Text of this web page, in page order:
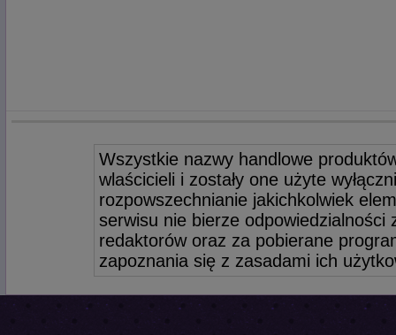
Wszystkie nazwy handlowe
wlaścicieli i zostały one użyte
rozpowszechnianie jakichkolwiek
serwisu nie bierze odpowiedzialności
redaktorów oraz za pobierane
zapoznania się z zasadami ich